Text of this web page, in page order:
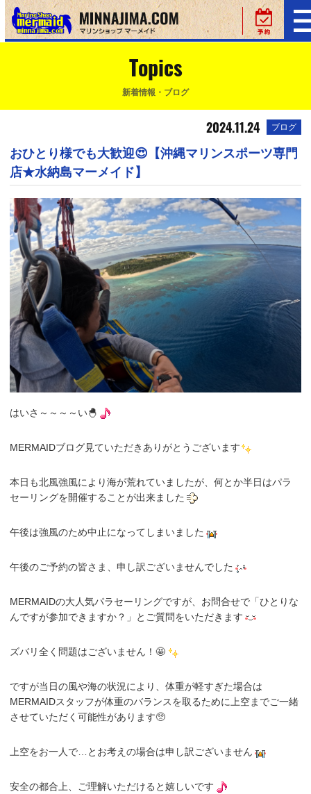
Topics
新着情報・ブログ
2024.11.24 ブログ
おひとり様でも大歓迎😍【沖縄マリンスポーツ専門
店★水納島マーメイド】
はいさ～～～～い🐣
MERMAIDブログ見ていただきありがとうございます
本日も北風強風により海が荒れていましたが、何とか半日はパラ
セーリングを開催することが出来ました
午後は強風のため中止になってしまいました
午後のご予約の皆さま、申し訳ございませんでした
MERMAIDの大人気パラセーリングですが、お問合せで「ひとりな
んですが参加できますか？」とご質問をいただきます
ズバリ全く問題はございません！🤩
ですが当日の風や海の状況により、体重が軽すぎた場合は
MERMAIDスタッフが体重のバランスを取るために上空までご一緒
させていただく可能性があります🥺
上空をお一人で…とお考えの場合は申し訳ございません
安全の都合上、ご理解いただけると嬉しいです